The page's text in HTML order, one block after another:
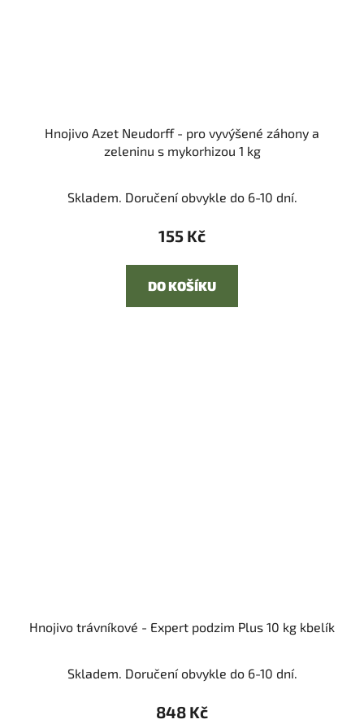
Hnojivo Azet Neudorff - pro vyvýšené záhony a
zeleninu s mykorhizou 1 kg
Skladem. Doručení obvykle do 6-10 dní.
155 Kč
DO KOŠÍKU
Hnojivo trávníkové - Expert podzim Plus 10 kg kbelík
Skladem. Doručení obvykle do 6-10 dní.
848 Kč